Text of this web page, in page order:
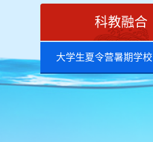
科教融合
大学生夏令营暑期学校